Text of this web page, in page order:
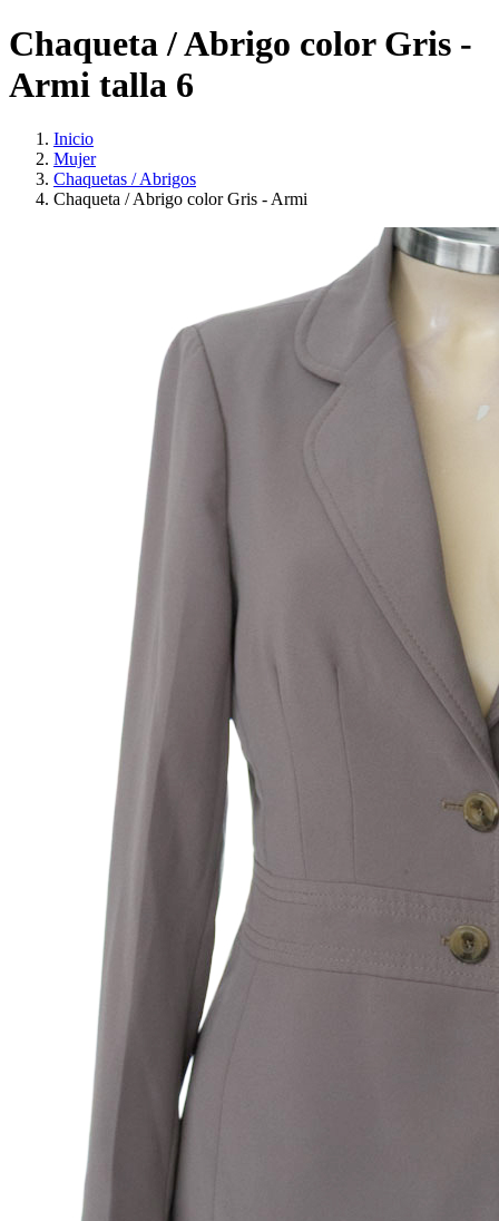
Chaqueta / Abrigo color Gris -
Armi talla 6
Inicio
Mujer
Chaquetas / Abrigos
Chaqueta / Abrigo color Gris - Armi